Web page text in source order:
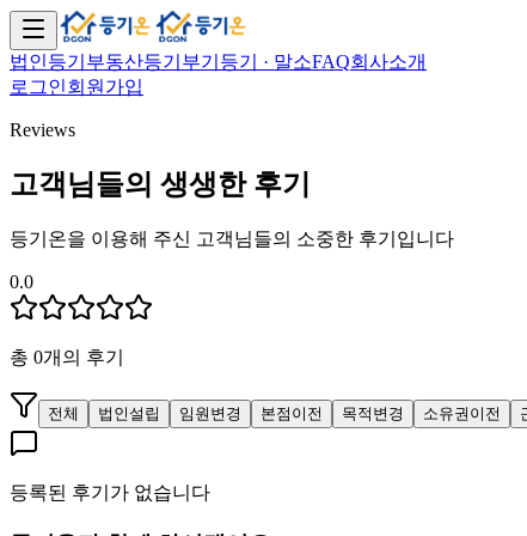
법인등기 부동산등기 부기등기 · 말소FAQ회사소개
로그인회원가입
Reviews
고객님들의 생생한 후기
등기온을 이용해 주신 고객님들의 소중한 후기입니다
0.0
총 0개의 후기
전체 법인설립 임원변경 본점이전 목적변경 소유권이전
등록된 후기가 없습니다